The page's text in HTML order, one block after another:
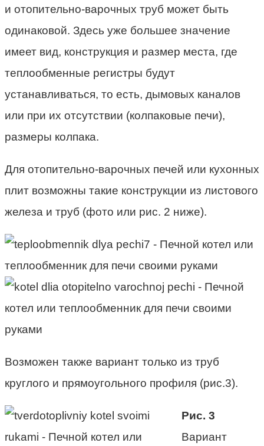
и отопительно-варочных труб может быть
одинаковой. Здесь уже большее значение
имеет вид, конструкция и размер места, где
теплообменные регистры будут
устанавливаться, то есть, дымовых каналов
или при их отсутствии (колпаковые печи),
размеры колпака.
Для отопительно-варочных печей или кухонных
плит возможны такие конструкции из листового
железа и труб (фото или рис. 2 ниже).
Возможен также вариант только из труб
круглого и прямоугольного профиля (рис.3).
Рис. 3
Вариант